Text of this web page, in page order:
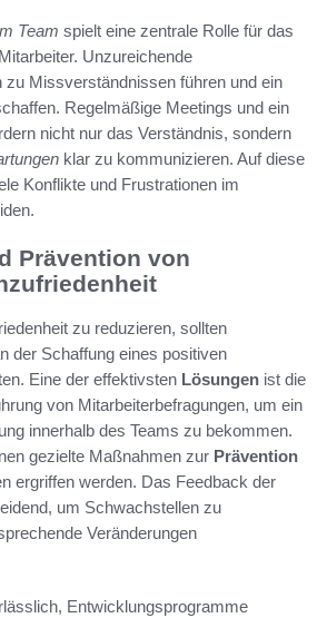
Team spielt eine zentrale Rolle für das
Unzureichende
zu Missverständnissen führen und ein
Regelmäßige Meetings und ein
nicht nur das Verständnis, sondern
klar zu kommunizieren. Auf diese
Konflikte und Frustrationen im
Prävention von
zu reduzieren, sollten
der Schaffung eines positiven
Eine der effektivsten Lösungen ist die
von Mitarbeiterbefragungen, um ein
innerhalb des Teams zu bekommen.
gezielte Maßnahmen zur Prävention
ergriffen werden. Das Feedback der
um Schwachstellen zu
Veränderungen
Entwicklungsprogramme